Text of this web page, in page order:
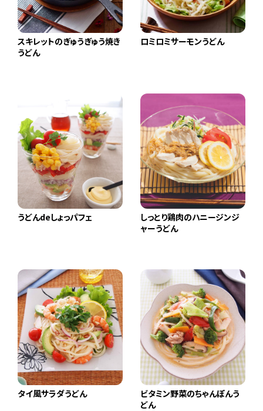
スキレットのぎゅうぎゅう焼き
うどん
ロミロミサーモンうどん
うどんdeしょっパフェ
しっとり鶏肉のハニージンジ
ャーうどん
タイ風サラダうどん
ビタミン野菜のちゃんぽんう
どん